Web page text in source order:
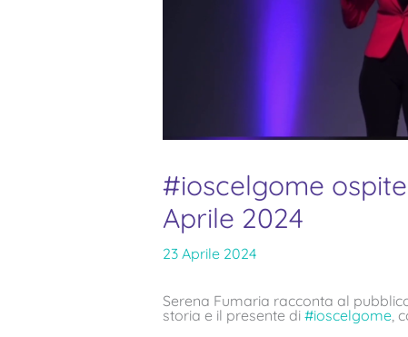
#ioscelgome ospite
Aprile 2024
23 Aprile 2024
Serena Fumaria racconta al
storia e il presente di #ioscelgome,